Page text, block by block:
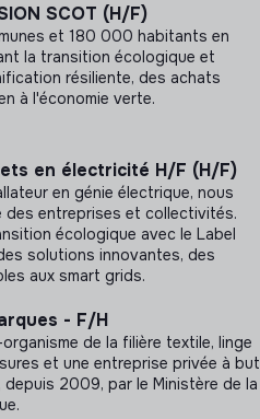
SCOT (H/F)
et 180 000 habitants en
la transition écologique et
résiliente, des achats
à l'économie verte.
en électricité H/F (H/F)
en génie électrique, nous
des entreprises et collectivités.
écologique avec le Label
solutions innovantes, des
aux smart grids.
- F/H
de la filière textile, linge
et une entreprise privée à but
2009, par le Ministère de la